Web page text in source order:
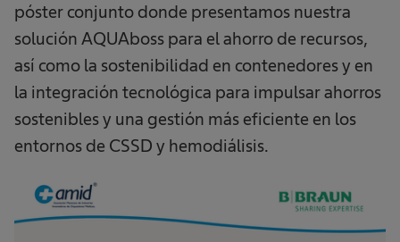
póster conjunto donde presentamos nuestra
solución AQUAboss para el ahorro de recursos,
así como la sostenibilidad en contenedores y en
la integración tecnológica para impulsar ahorros
sostenibles y una gestión más eficiente en los
entornos de CSSD y hemodiálisis.